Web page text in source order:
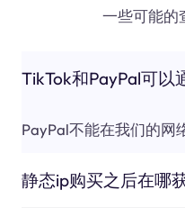
一些可能的
TikTok和PayPal可以
PayPal不能在我们的网
静态ip购买之后在哪